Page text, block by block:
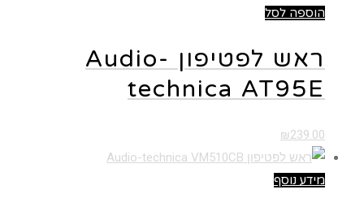
הוספה לסל
ראש לפטיפון Audio-
technica AT95E
₪239.00
מידע נוסף